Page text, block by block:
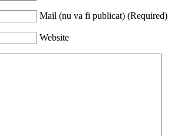
Mail (nu va fi publicat) (Required)
Website